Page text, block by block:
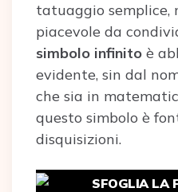
tatuaggio semplice,
piacevole da
simbolo infinito è
evidente, sin dal
che sia in
questo simbolo è
disquisizioni.
SFOGLIA LA